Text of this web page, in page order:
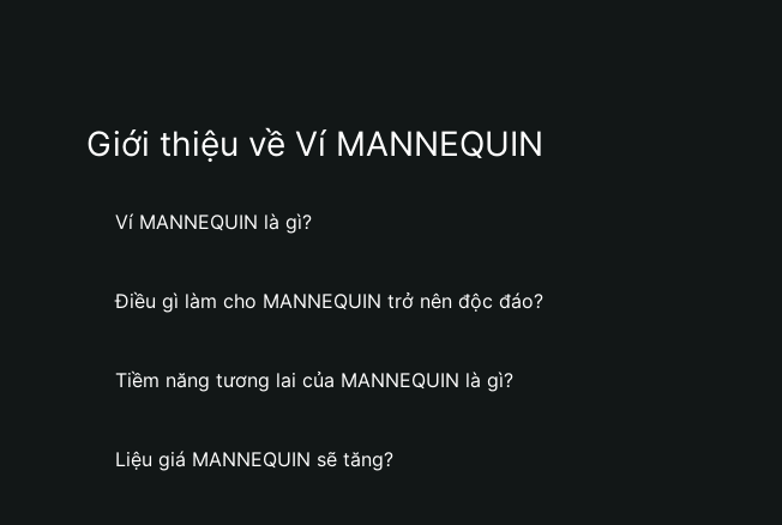
Giới thiệu về Ví MANNEQUIN
Ví MANNEQUIN là gì?
Điều gì làm cho MANNEQUIN trở nên độc đáo?
Tiềm năng tương lai của MANNEQUIN là gì?
Liệu giá MANNEQUIN sẽ tăng?